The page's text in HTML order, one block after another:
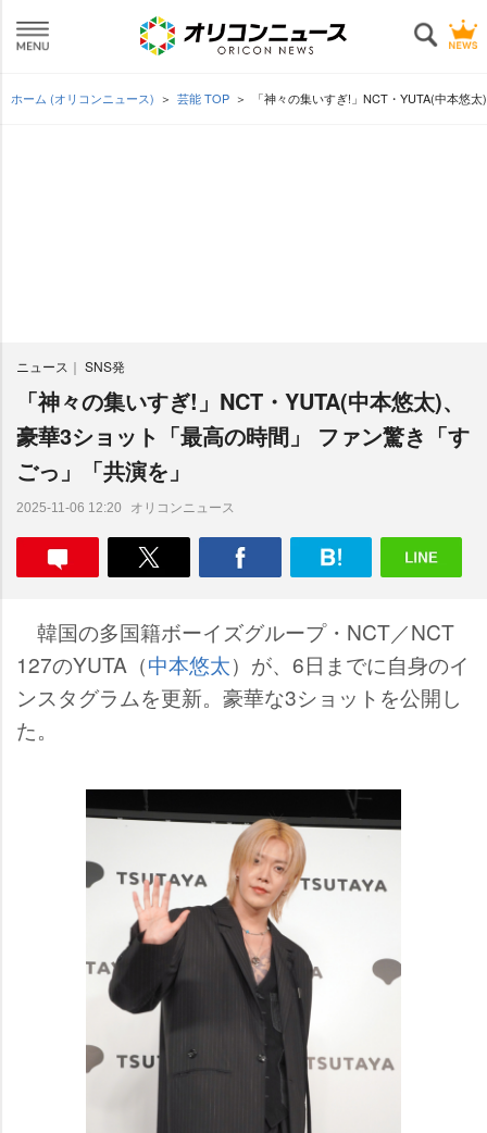
ホーム (オリコンニュース) 芸能 TOP 「神々の集いすぎ!」NCT・YUTA(中本悠
ニュース SNS発
「神々の集いすぎ!」NCT・YUTA(中本悠太)、
豪華3ショット「最高の時間」 ファン驚き「す
ごっ」「共演を」
2025-11-06 12:20 オリコンニュース
韓国の多国籍ボーイズグループ・NCT／NCT
127のYUTA（中本悠太）が、6日までに自身のイ
ンスタグラムを更新。豪華な3ショットを公開し
た。